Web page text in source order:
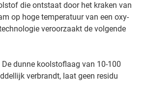
die ontstaat door het kraken van
op hoge temperatuur van een oxy-
veroorzaakt de volgende
De dunne koolstoflaag van 10-100
verbrandt, laat geen residu